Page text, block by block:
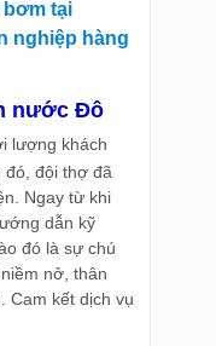
tại
nghiệp hàng
nước Đô
lượng khách
đó, đội thợ đã
Ngay từ khi
dẫn kỹ
đó là sự chú
nở, thân
Cam kết dịch vụ